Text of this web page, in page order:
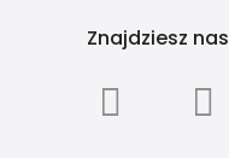
Znajdziesz nas